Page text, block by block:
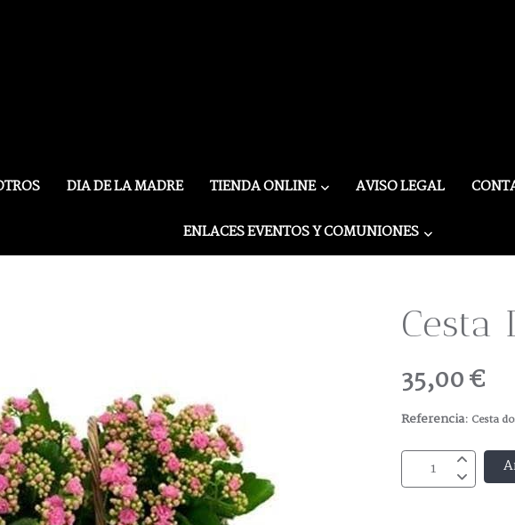
DIA DE LA MADRE TIENDA ONLINE AVISO LEGAL
ENLACES EVENTOS Y COMUNIONES
Cesta
35,00 €
Referencia: Cesta